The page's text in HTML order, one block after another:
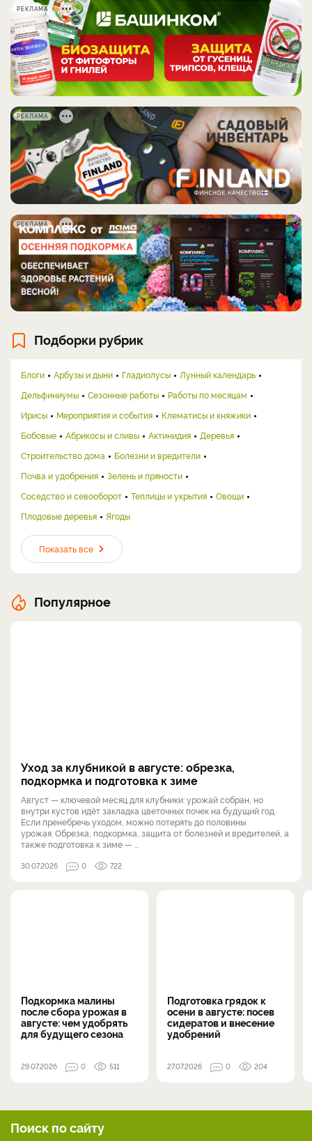
РЕКЛАМА
РЕКЛАМА
РЕКЛАМА
Подборки рубрик
Блоги Арбузы и дыни Гладиолусы
Лунный календарь
Дельфиниумы
Сезонные работы
Работы по месяцам
Ирисы
Мероприятия и события
Клематисы и княжики
Бобовые
Абрикосы и сливы Актинидия
Деревья
Строительство дома
Болезни и вредители
Почва и удобрения
Зелень и пряности
Соседство и севооборот
Теплицы и укрытия
Овощи
Плодовые деревья
Ягоды
Показать все
Популярное
Уход за клубникой в августе: обрезка,
подкормка и подготовка к зиме
Август — ключевой месяц для клубники: урожай собран, но
внутри кустов идёт закладка цветочных почек на будущий год.
Если пренебречь уходом, можно потерять до половины
урожая. Обрезка, подкормка, защита от болезней и вредителей, а
также подготовка к зиме — ...
30.07.2026 0 722
Подкормка малины
после сбора урожая в
августе: чем удобрять
для будущего сезона
29.07.2026 0 511
Подготовка грядок к
осени в августе: посев
сидератов и внесение
удобрений
27.07.2026 0 204
Поиск по сайту